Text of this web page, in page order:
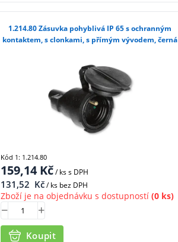
1.214.80 Zásuvka pohyblivá IP 65 s ochranným
kontaktem, s clonkami, s přímým vývodem, černá
159,14Kč/ kss DPH
131,52 Kč/ ks bez DPH
Zboží je na objednávku s dostupností (0 ks)
Koupit
Kód 1: 1.214.80